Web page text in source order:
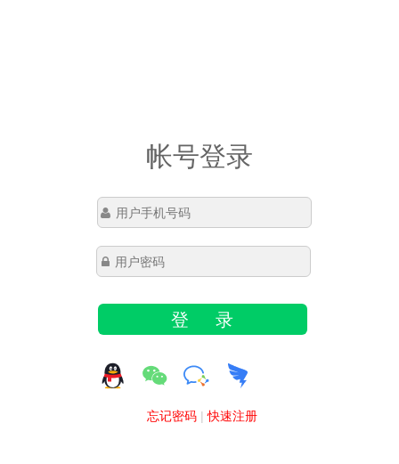
帐号登录
登 录
忘记密码 | 快速注册